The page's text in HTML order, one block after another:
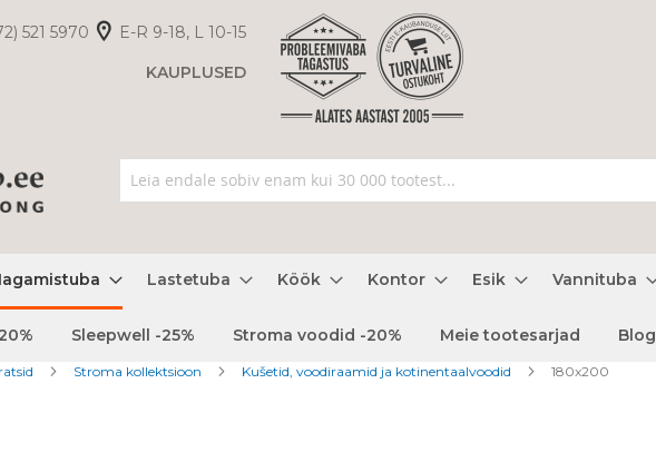
521 5970
E-R 9-18, L 10-15
KAUPLUSED
Lastetuba Köök Kontor Esik Vannituba
Sleepwell -25% Stroma voodid -20% Meie tootesarjad Blog
Stroma kollektsioon Kušetid, voodiraamid ja kotinentaalvoodid 180x200